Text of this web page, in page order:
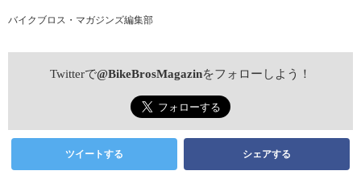
バイクブロス・マガジンズ編集部
Twitterで@BikeBrosMagazinをフォローしよう！
ツイートする シェアする